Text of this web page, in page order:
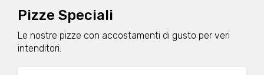
Pizze Speciali
Le nostre pizze con accostamenti di gusto per veri
intenditori.